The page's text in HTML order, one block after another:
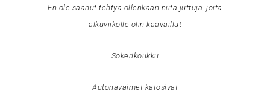
En ole saanut tehtyä ollenkaan niitä juttuja, joita
alkuviikolle olin kaavaillut
Sokerikoukku
Autonavaimet katosivat